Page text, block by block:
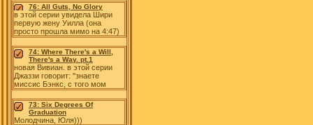
76: All Guts, No Glory
в этой серии увидела Шири
первую жену Уилла (она
просто прошла мимо на 4:47)
74: Where There's a Will,
There's a Way. pt.1
новая Вивиан. в этой серии
Джаззи говорит: "знаете
миссис Бэнкс, с того мом
73: Six Degrees Of
Graduation
Молодчина, Юля)))